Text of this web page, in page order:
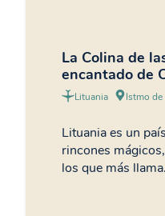
La Colina de
encantado de
Lituania Istmo
Lituania es un
rincones
los que más